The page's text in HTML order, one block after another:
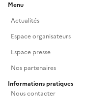
Menu
Actualités
Espace organisateurs
Espace presse
Nos partenaires
Informations pratiques
Nous contacter